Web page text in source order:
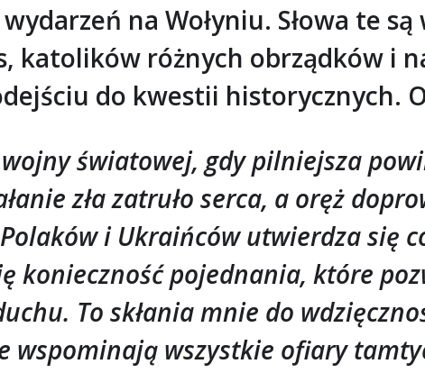
na Wołyniu. Słowa te
katolików różnych obrządków i
do kwestii historycznych.
światowej, gdy pilniejsza
zła zatruło serca, a oręż
i Ukraińców utwierdza się
konieczność pojednania, które
To skłania mnie do
wspominają wszystkie ofiary